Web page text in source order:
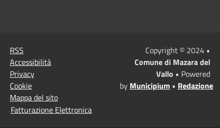
RSS
Accessibilità
Privacy
Cookie
Mappa del sito
Fatturazione Elettronica
Copyright © 2024 •
Comune di Mazara del
Vallo • Powered
by Municipium • Redazione